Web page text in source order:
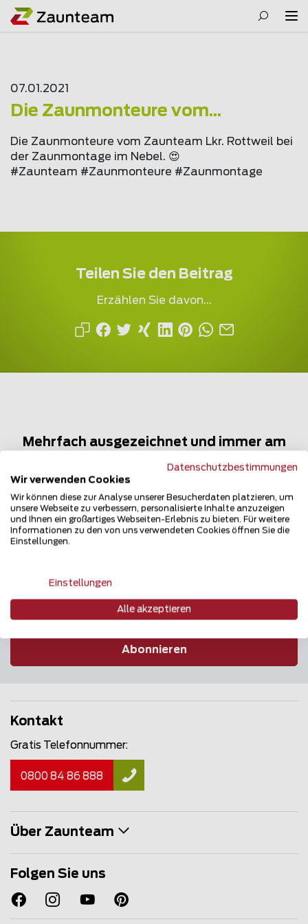
07.01.2021
Die Zaunmonteure vom...
Die Zaunmonteure vom Zaunteam Lkr. Rottweil bei
der Zaunmontage im Nebel. 😍
#Zaunteam #Zaunmonteure #Zaunmontage
Teilen Sie den Beitrag
Erzählen Sie davon...
Mehrfach ausgezeichnet und immer am
Abonnieren
Kontakt
Gratis Telefonnummer:
0800 84 86 888
Über Zaunteam
Folgen Sie uns
Datenschutzbestimmungen
Wir verwenden Cookies
Wir können diese zur Analyse unserer Besucherdaten platzieren, um
unsere Webseite zu verbessern, personalisierte Inhalte anzuzeigen
und Ihnen ein großartiges Webseiten-Erlebnis zu bieten. Für weitere
Informationen zu den von uns verwendeten Cookies öffnen Sie die
Einstellungen.
Einstellungen
Alle akzeptieren